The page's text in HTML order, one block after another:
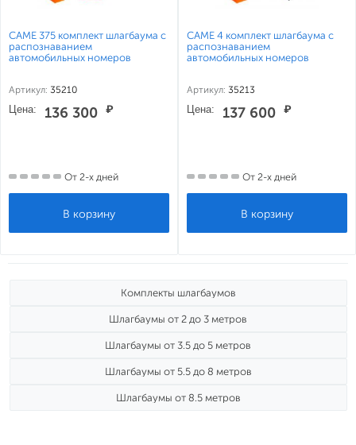
CAME 375 комплект шлагбаума с
распознаванием
автомобильных номеров
Артикул: 35210
Цена: 136 300 ₽
От 2-х дней
CAME 4 комплект шлагбаума с
распознаванием
автомобильных номеров
Артикул: 35213
Цена: 137 600 ₽
От 2-х дней
Комплекты шлагбаумов
Шлагбаумы от 2 до 3 метров
Шлагбаумы от 3.5 до 5 метров
Шлагбаумы от 5.5 до 8 метров
Шлагбаумы от 8.5 метров